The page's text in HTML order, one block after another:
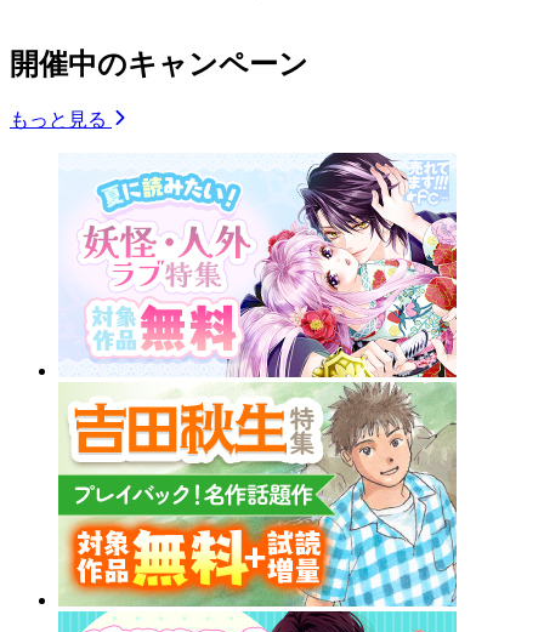
開催中のキャンペーン
もっと見る